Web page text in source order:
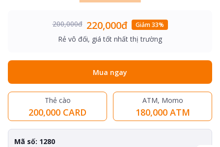
200,000đ 220,000đ Giảm 33%
Rẻ vô đối, giá tốt nhất thị trường
Mã số: 1280
Mua ngay
Thẻ cào
200,000 CARD
ATM, Momo
180,000 ATM